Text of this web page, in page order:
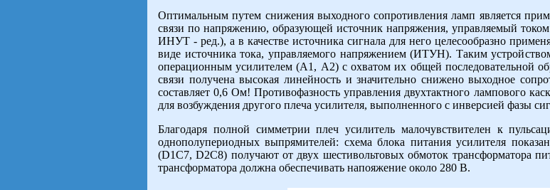
Оптимальным путем снижения выходного сопротивления ламп является
связи по напряжению, образующей источник напряжения, управляемый током
ИНУТ - ред.), а в качестве источника сигнала для него целесообразно
виде источника тока, управляемого напряжением (ИТУН). Таким
операционным усилителем (A1, А2) с охватом их общей последовательной
связи получена высокая линейность и значительно снижено выходное
составляет 0,6 Ом! Противофазность управления двухтактного лампового
для возбуждения другого плеча усилителя, выполненного с инверсией фазы
Благодаря полной симметрии плеч усилитель малочувствителен к
однополупериодных выпрямителей: схема блока питания усилителя
(D1C7, D2C8) получают от двух шестивольтовых обмоток трансформатора
трансформатора должна обеспечивать напояжение около 280 В.